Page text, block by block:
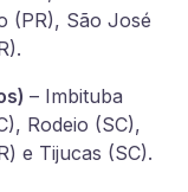
(PR), São José
– Imbituba
Rodeio (SC),
e Tijucas (SC).